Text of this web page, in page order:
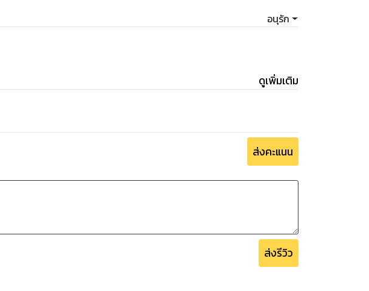
อนุรัก
ดูเพิ่มเติม
ส่งคะแนน
ส่งรีวิว